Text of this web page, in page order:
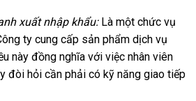
xuất nhập khẩu:Là một chức vụ
ty cung cấp sản phẩm dịch vụ
này đồng nghĩa với việc nhân viên
đòi hỏi cần phải có kỹ năng giao tiếp